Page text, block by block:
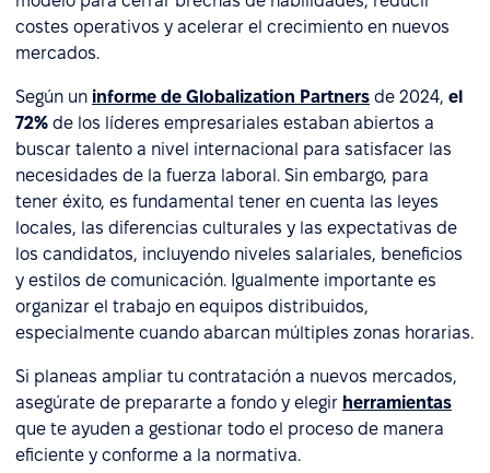
costes operativos y acelerar el crecimiento en nuevos
mercados.
Según un informe de Globalization Partners de 2024, el
72% de los líderes empresariales estaban abiertos a
buscar talento a nivel internacional para satisfacer las
necesidades de la fuerza laboral. Sin embargo, para
tener éxito, es fundamental tener en cuenta las leyes
locales, las diferencias culturales y las expectativas de
los candidatos, incluyendo niveles salariales, beneficios
y estilos de comunicación. Igualmente importante es
organizar el trabajo en equipos distribuidos,
especialmente cuando abarcan múltiples zonas horarias.
Si planeas ampliar tu contratación a nuevos mercados,
asegúrate de prepararte a fondo y elegir herramientas
que te ayuden a gestionar todo el proceso de manera
eficiente y conforme a la normativa.